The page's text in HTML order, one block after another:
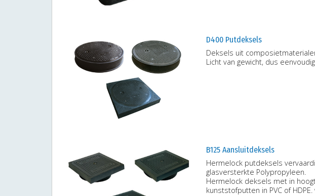
D400 Putdeksels
Deksels uit
Licht van gewicht, dus
B125 Aansluitdeksels
Hermelock putdeksels
glasversterkte Polypropyleen.
Hermelock deksels met in
kunststofputten in PVC of